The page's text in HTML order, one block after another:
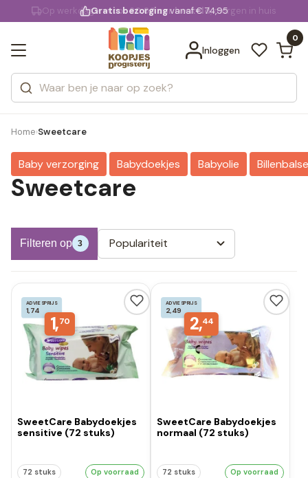
KD.
extra voor 20:00 uur besteld
Gratis bezorgingvanaf € 74,95
Inloggen
0
Zoeken
Categorieën
Merken
Bekijk alle resultaten
Home›Sweetcare
Baby verzorging Babydoekjes Babyolie
Sweetcare
Filteren op 3 Populariteit
ADVIESPRIJS
1,74
1,70
SweetCare Babydoekjes
sensitive (72 stuks)
72 stuks Op voorraad
ADVIESPRIJS
2,49
2,44
SweetCare Babydoekjes
normaal (72 stuks)
72 stuks Op voorraad